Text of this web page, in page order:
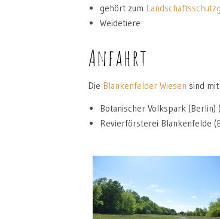
gehört zum
Weidetiere
Anfahrt
Die Blankenfelder Wiesen sind
Botanischer Volkspark (Berlin)
Revierförsterei Blankenfelde